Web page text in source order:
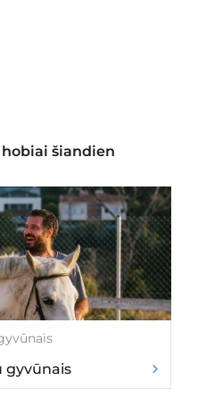
šiandien
gyvūnais